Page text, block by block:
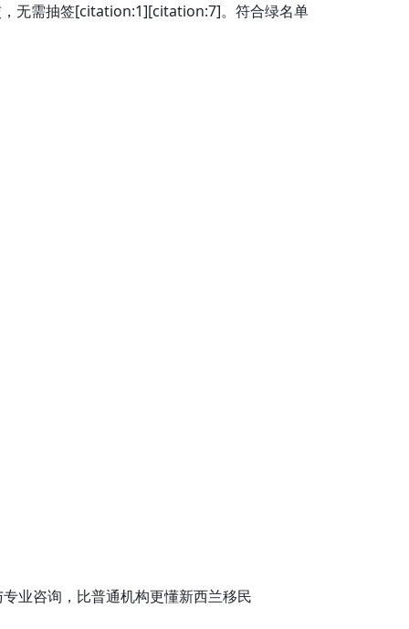
无需抽签[citation:1][citation:7]。符合绿名单
业咨询，比普通机构更懂新西兰移民